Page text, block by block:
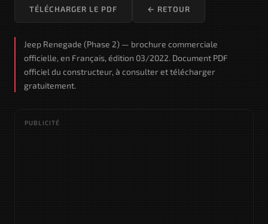
TÉLÉCHARGER LE PDF ← RETOUR
Jeep Renegade (Phase 2) — brochure commerciale
officielle, en Français, édition 03/2022. Document PDF
officiel du constructeur, à consulter et télécharger
gratuitement.
PUBLICITÉ